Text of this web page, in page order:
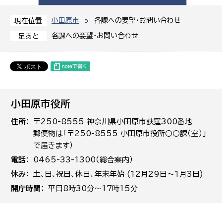
現在位置 小田原市 各課への要望・お問い合わせ
足あと 各課への要望・お問い合わせ
小田原市役所
住所
〒250-8555 神奈川県小田原市荻窪300番地
郵便物は「〒250-8555 小田原市役所○○課（室）」
で届きます）
電話
0465-33-1300（総合案内）
休み
土､日､祝日、休日、年末年始 (12月29日～1月3日)
開庁時間
平日8時30分～17時15分